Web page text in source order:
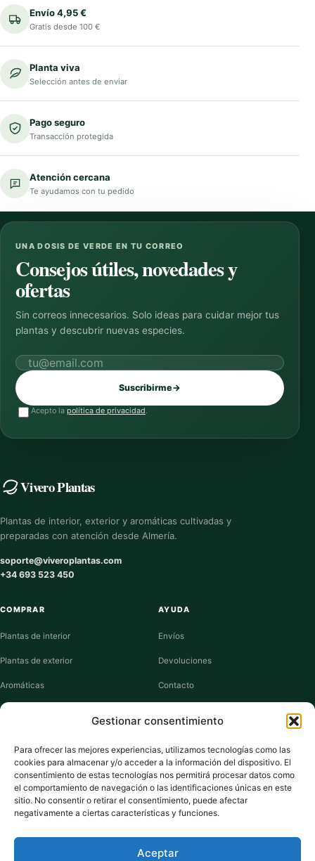
Gestionar consentimiento
Para ofrecer las mejores experiencias, utilizamos tecnologías como las
cookies para almacenar y/o acceder a la información del dispositivo. El
consentimiento de estas tecnologías nos permitirá procesar datos como
el comportamiento de navegación o las identificaciones únicas en este
sitio. No consentir o retirar el consentimiento, puede afectar
negativamente a ciertas características y funciones.
Aceptar
Envío 4,95 €
Gratis desde 100 €
Planta viva
Selección antes de enviar
Pago seguro
Transacción protegida
Atención cercana
Te ayudamos con tu pedido
UNA DOSIS DE VERDE EN TU CORREO
Consejos útiles, novedades y
ofertas
Sin correos innecesarios. Solo ideas para cuidar mejor tus
plantas y descubrir nuevas especies.
Correo electrónico
Suscribirme→
Acepto la política de privacidad.
Vivero Plantas
Plantas de interior, exterior y aromáticas cultivadas y
preparadas con atención desde Almería.
soporte@viveroplantas.com
+34 693 523 450
COMPRAR
Plantas de interior
Plantas de exterior
Aromáticas
Suculentas
AYUDA
Envíos
Devoluciones
Contacto
VIVERO PLANTAS
Sobre nosotros
Puntos y recompensas